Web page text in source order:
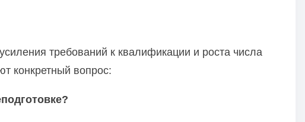
требований к квалификации и роста числа
конкретный вопрос: